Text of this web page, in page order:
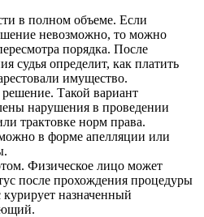
в полном объеме. Если
невозможно, то можно
порядка. После
судья определит, как платить
имущество.
Такой вариант
нарушения в проведении
трактовке норм права.
в форме апелляции или
Физическое лицо может
после прохождения процедуры
назначенный